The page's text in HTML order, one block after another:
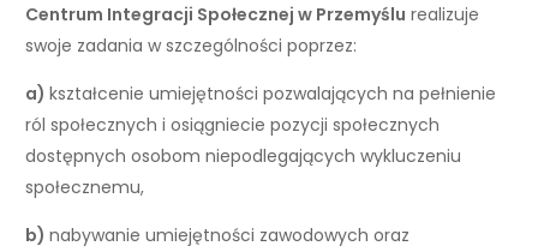
Centrum Integracji Społecznej w Przemyślu realizuje
swoje zadania w szczególności poprzez:
a)kształcenie umiejętności pozwalających na pełnienie
ról społecznych i osiągniecie pozycji społecznych
dostępnych osobom niepodlegających wykluczeniu
społecznemu,
b)nabywanie umiejętności zawodowych oraz